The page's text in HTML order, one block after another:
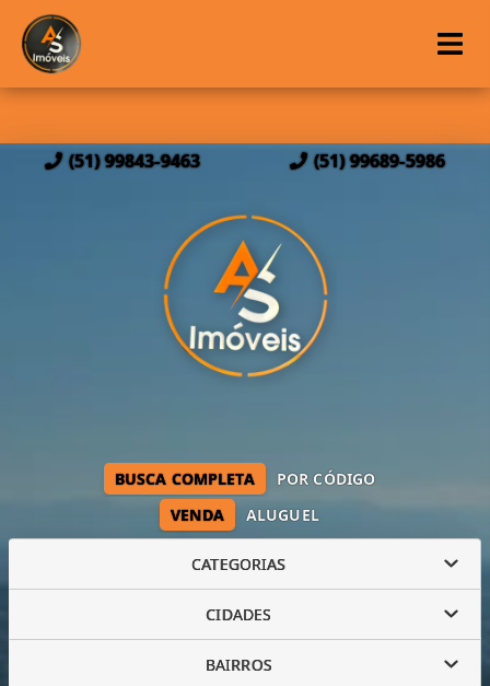
(51) 99843-9463 (51) 99689-5986
VENDA ALUGUEL
BUSCA COMPLETA POR CÓDIGO
CATEGORIAS
CIDADES
BAIRROS